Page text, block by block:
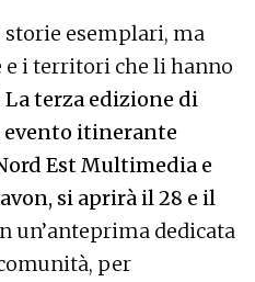
esemplari, ma
e i territori che li hanno
La terza edizione di
evento itinerante
Est Multimedia e
si aprirà il 28 e il
un’anteprima dedicata
per